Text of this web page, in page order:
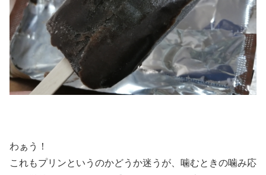
わぁう！
これもプリンというのかどうか迷うが、噛むときの噛み応